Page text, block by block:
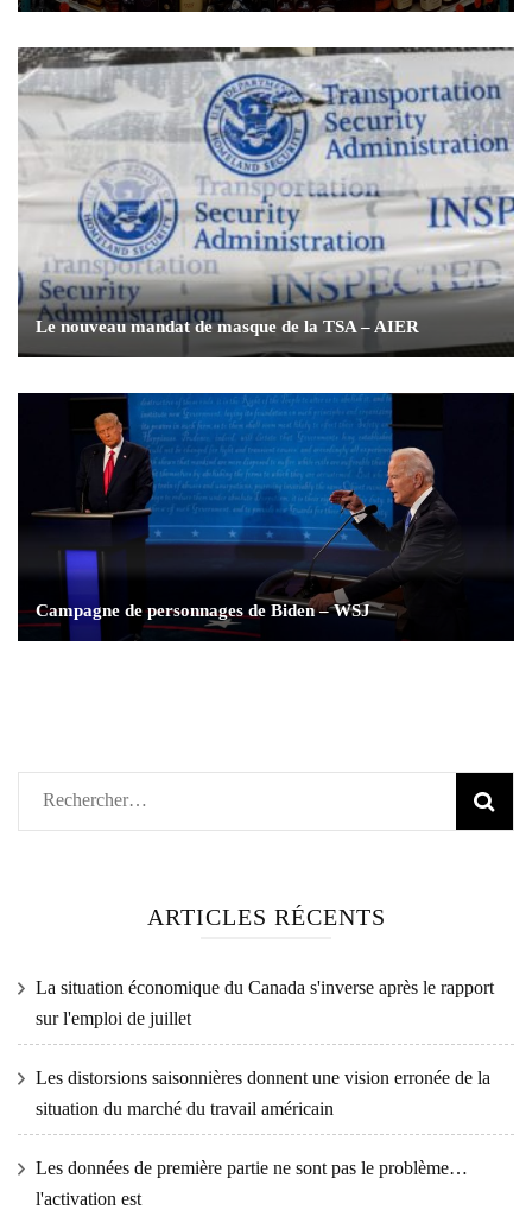
Le nouveau mandat de masque de la TSA – AIER
Campagne de personnages de Biden – WSJ
Rechercher :
ARTICLES RÉCENTS
La situation économique du Canada s'inverse après le rapport
sur l'emploi de juillet
Les distorsions saisonnières donnent une vision erronée de la
situation du marché du travail américain
Les données de première partie ne sont pas le problème…
l'activation est